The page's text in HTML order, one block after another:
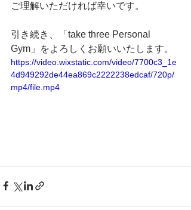
ご理解いただければ幸いです。
引き続き、「take three Personal
Gym」をよろしくお願いいたします。
https://video.wixstatic.com/video/7700c3_1e
4d949292de44ea869c2222238edcaf/720p/
mp4/file.mp4